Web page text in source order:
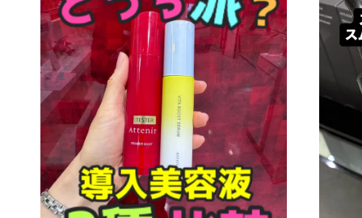
ドレスリフト
プリマモイスト